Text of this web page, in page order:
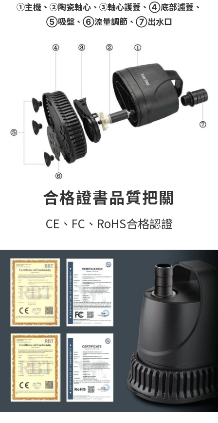
➀主機、➁陶瓷軸心、➂軸心護蓋、➃底部濾蓋、
➄吸盤、➅流量調節、➆出水口
合格證書品質把關
CE、FC、RoHS合格認證